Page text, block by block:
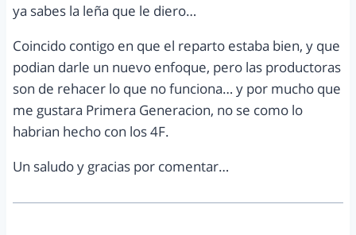
ya sabes la leña que le diero…
Coincido contigo en que el reparto estaba bien, y que
podian darle un nuevo enfoque, pero las productoras
son de rehacer lo que no funciona… y por mucho que
me gustara Primera Generacion, no se como lo
habrian hecho con los 4F.
Un saludo y gracias por comentar…